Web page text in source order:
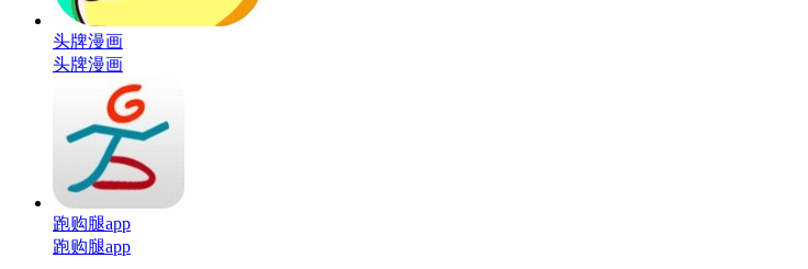
头牌漫画
头牌漫画
跑购腿app
跑购腿app